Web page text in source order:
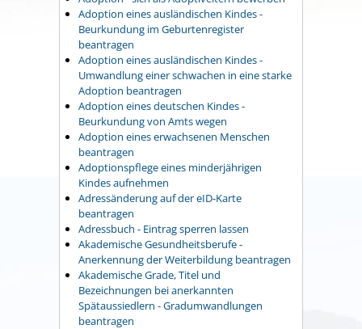
Adoption eines ausländischen Kindes -
Beurkundung im Geburtenregister
beantragen
Adoption eines ausländischen Kindes -
Umwandlung einer schwachen in eine starke
Adoption beantragen
Adoption eines deutschen Kindes -
Beurkundung von Amts wegen
Adoption eines erwachsenen Menschen
beantragen
Adoptionspflege eines minderjährigen
Kindes aufnehmen
Adressänderung auf der eID-Karte
beantragen
Adressbuch - Eintrag sperren lassen
Akademische Gesundheitsberufe -
Anerkennung der Weiterbildung beantragen
Akademische Grade, Titel und
Bezeichnungen bei anerkannten
Spätaussiedlern - Gradumwandlungen
beantragen